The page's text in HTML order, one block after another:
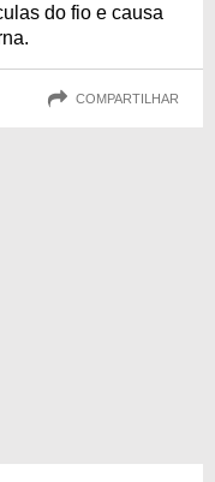
do fio e causa
COMPARTILHAR